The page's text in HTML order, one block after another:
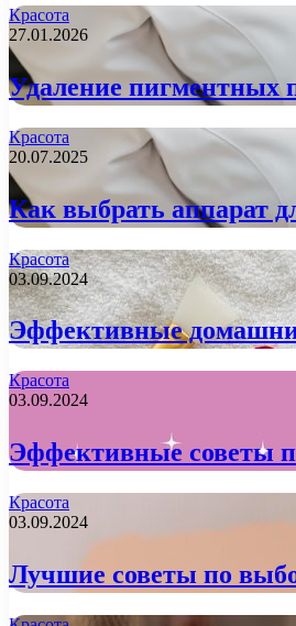
Красота
27.01.2026
Удаление пигментных
Красота
20.07.2025
Как выбрать аппарат
Красота
03.09.2024
Эффективные
Красота
03.09.2024
Эффективные советы
Красота
03.09.2024
Лучшие советы по